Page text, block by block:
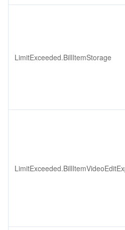
LimitExceeded.BillItemStorage